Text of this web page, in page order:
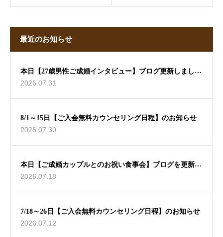
最近のお知らせ
本日【27歳男性ご成婚インタビュー】ブログ更新しました
🖊
2026.07.31
8/1～15日【ご入会無料カウンセリング日程】のお知らせ
2026.07.30
本日【ご成婚カップルとのお祝い食事会】ブログを更新し
ました🖊
2026.07.18
7/18～26日【ご入会無料カウンセリング日程】のお知らせ
2026.07.12